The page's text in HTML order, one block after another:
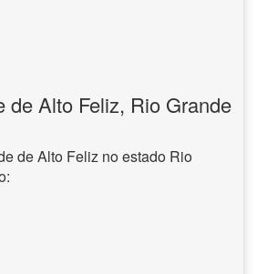
de Alto Feliz, Rio Grande
de Alto Feliz no estado Rio